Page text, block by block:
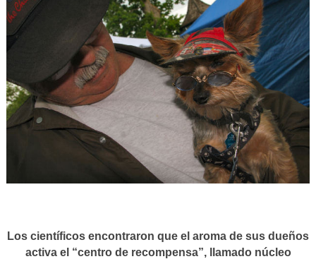
Los científicos encontraron que el aroma de sus dueños
activa el “centro de recompensa”, llamado núcleo